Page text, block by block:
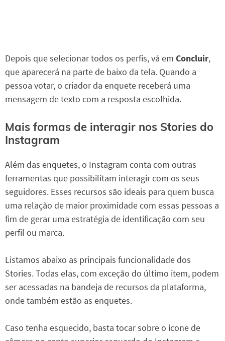
Depois que selecionar todos os perfis, vá em Concluir,
que aparecerá na parte de baixo da tela. Quando a
pessoa votar, o criador da enquete receberá uma
mensagem de texto com a resposta escolhida.
Mais formas de interagir nos Stories do
Instagram
Além das enquetes, o Instagram conta com outras
ferramentas que possibilitam interagir com os seus
seguidores. Esses recursos são ideais para quem busca
uma relação de maior proximidade com essas pessoas a
fim de gerar uma estratégia de identificação com seu
perfil ou marca.
Listamos abaixo as principais funcionalidade dos
Stories. Todas elas, com exceção do último item, podem
ser acessadas na bandeja de recursos da plataforma,
onde também estão as enquetes.
Caso tenha esquecido, basta tocar sobre o ícone de